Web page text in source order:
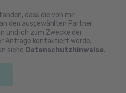
dass die von mir
den ausgewählten Partner
und ich zum Zwecke der
Anfrage kontaktiert werde.
siehe Datenschutzhinweise.